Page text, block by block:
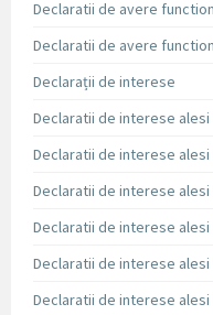
Declaratii de avere
Declaratii de avere
Declarații de interese
Declaratii de interese alesi
Declaratii de interese alesi
Declaratii de interese
Declaratii de interese alesi
Declaratii de interese alesi
Declaratii de interese alesi